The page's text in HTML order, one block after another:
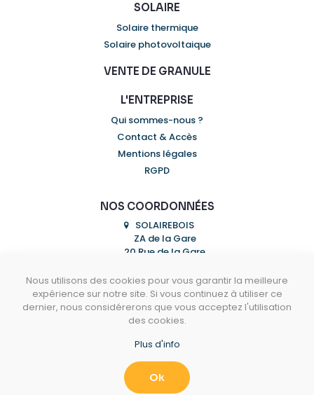
SOLAIRE
Solaire thermique
Solaire photovoltaique
VENTE DE GRANULE
L'ENTREPRISE
Qui sommes-nous ?
Contact & Accès
Mentions légales
RGPD
NOS COORDONNÉES
SOLAIREBOIS
ZA de la Gare
20 Rue de la Gare
04 75 07 93 53
info@solairebois.fr
Horaires d'ouverture
Le vendredi
9h00- 12h00 | 14h00 - 18h00
ou sur rendez-vous
Nous utilisons des cookies pour vous garantir la meilleure
expérience sur notre site. Si vous continuez à utiliser ce
dernier, nous considérerons que vous acceptez l'utilisation
des cookies.
Plus d'info
Ok